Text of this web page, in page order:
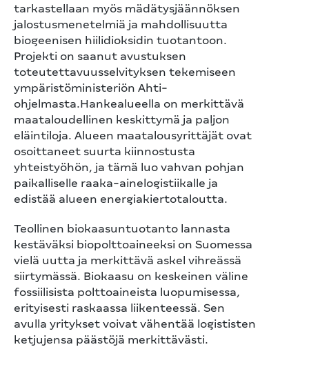
tarkastellaan myös mädätysjäännöksen
jalostusmenetelmiä ja mahdollisuutta
biogeenisen hiilidioksidin tuotantoon.
Projekti on saanut avustuksen
toteutettavuusselvityksen tekemiseen
ympäristöministeriön Ahti-
ohjelmasta.Hankealueella on merkittävä
maataloudellinen keskittymä ja paljon
eläintiloja. Alueen maatalousyrittäjät ovat
osoittaneet suurta kiinnostusta
yhteistyöhön, ja tämä luo vahvan pohjan
paikalliselle raaka-ainelogistiikalle ja
edistää alueen energiakiertotaloutta.
Teollinen biokaasuntuotanto lannasta
kestäväksi biopolttoaineeksi on Suomessa
vielä uutta ja merkittävä askel vihreässä
siirtymässä. Biokaasu on keskeinen väline
fossiilisista polttoaineista luopumisessa,
erityisesti raskaassa liikenteessä. Sen
avulla yritykset voivat vähentää logististen
ketjujensa päästöjä merkittävästi.